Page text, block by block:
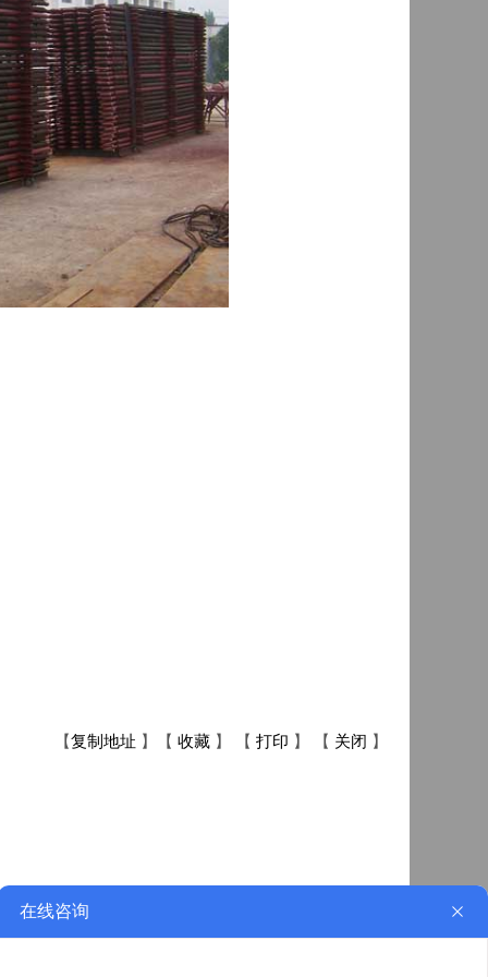
【复制地址 】【 收藏 】 【 打印 】 【 关闭 】